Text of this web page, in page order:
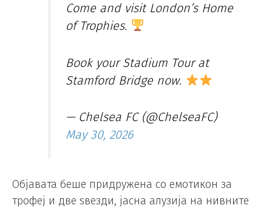
Come and visit London’s Home
of Trophies.
Book your Stadium Tour at
Stamford Bridge now.
— Chelsea FC (@ChelseaFC)
May 30, 2026
Објавата беше придружена со емотикон за
трофеј и две ѕвезди, јасна алузија на нивните